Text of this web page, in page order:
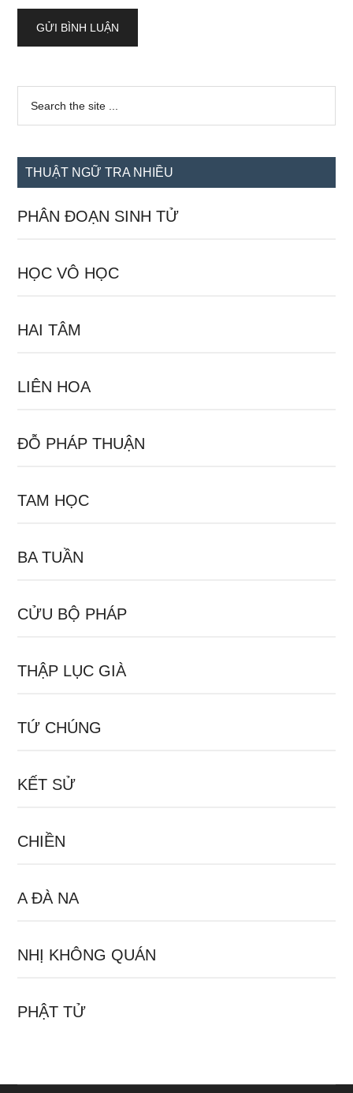
Sidebar
chính
...
THUẬT NGỮ TRA NHIỀU
PHÂN ĐOẠN SINH TỬ
HỌC VÔ HỌC
HAI TÂM
LIÊN HOA
ĐỖ PHÁP THUẬN
TAM HỌC
BA TUẦN
CỬU BỘ PHÁP
THẬP LỤC GIÀ
TỨ CHÚNG
KẾT SỬ
CHIỀN
A ĐÀ NA
NHỊ KHÔNG QUÁN
PHẬT TỬ